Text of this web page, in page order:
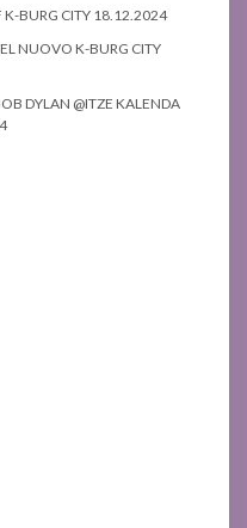
K-BURG CITY 18.12.2024
NUOVO K-BURG CITY
DYLAN @ITZE KALENDA